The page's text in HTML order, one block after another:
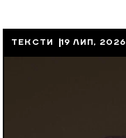
ТЕКСТИ 19 ЛИП, 2026